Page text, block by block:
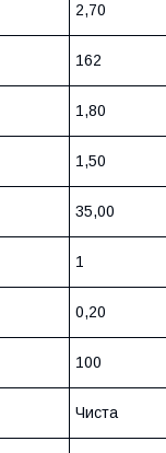
2,70
162
1,80
1,50
35,00
1
0,20
100
Чиста